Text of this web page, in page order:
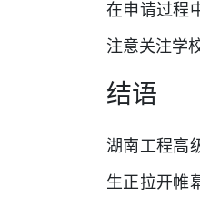
在申请过程
注意关注学
结语
湖南工程高
生正拉开帷